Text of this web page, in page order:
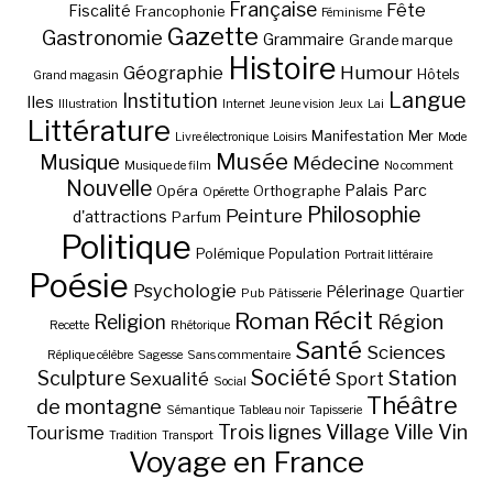
Fiscalité Francophonie Française Féminisme Fête
Gastronomie Gazette Grammaire Grande marque
Grand magasin Géographie Histoire Humour Hôtels
Iles Illustration Institution Internet Jeune vision Jeux Lai Langue
Littérature Livre électronique Loisirs Manifestation Mer Mode
Musique Musique de film Musée Médecine No comment
Nouvelle Opéra Opérette Orthographe Palais Parc
d'attractions Parfum Peinture Philosophie
Politique Polémique Population Portrait littéraire
Poésie Psychologie Pub Pâtisserie Pélerinage Quartier
Recette Religion Rhétorique Roman Récit Région
Réplique célèbre Sagesse Sans commentaire Santé Sciences
Sculpture Sexualité Social Société Sport Station
de montagne Sémantique Tableau noir Tapisserie Théâtre
Tourisme Tradition Transport Trois lignes Village Ville Vin
Voyage en France